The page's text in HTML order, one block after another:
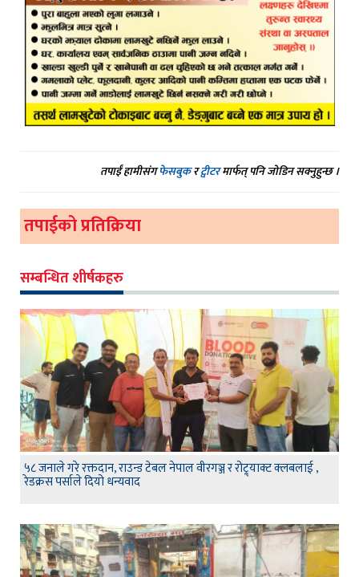
तपाईं हामीसंगफेसबुकरट्वीटरमार्फत् पनि जोडिन सक्नुहुन्छ ।
तपाईको प्रतिक्रिया
सम्बन्धित शीर्षकहरु
५८ जनाले गरे रक्तदान, राउन्ड टेबल नेपाल वीरगञ्ज र रोट्र्याक्ट क्लबलाई ,
रेडक्रस पर्साले दियो धन्यवाद